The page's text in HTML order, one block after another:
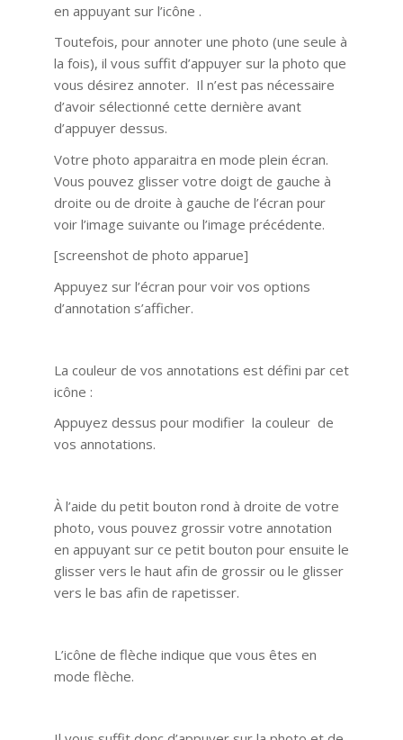
en appuyant sur l’icône .
Toutefois, pour annoter une photo (une seule à
la fois), il vous suffit d’appuyer sur la photo que
vous désirez annoter. Il n’est pas nécessaire
d’avoir sélectionné cette dernière avant
d’appuyer dessus.
Votre photo apparaitra en mode plein écran.
Vous pouvez glisser votre doigt de gauche à
droite ou de droite à gauche de l’écran pour
voir l’image suivante ou l’image précédente.
[screenshot de photo apparue]
Appuyez sur l’écran pour voir vos options
d’annotation s’afficher.
La couleur de vos annotations est défini par cet
icône :
Appuyez dessus pour modifier la couleur de
vos annotations.
À l’aide du petit bouton rond à droite de votre
photo, vous pouvez grossir votre annotation
en appuyant sur ce petit bouton pour ensuite le
glisser vers le haut afin de grossir ou le glisser
vers le bas afin de rapetisser.
L’icône de flèche indique que vous êtes en
mode flèche.